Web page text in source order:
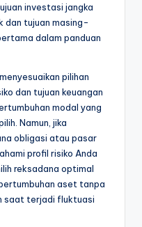
investasi jangka
dan tujuan masing-
dalam panduan
pilihan
dan tujuan keuangan
modal yang
Namun, jika
obligasi atau pasar
profil risiko Anda
reksadana optimal
aset tanpa
saat terjadi fluktuasi